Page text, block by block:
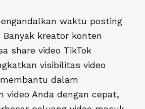
waktu posting
kreator konten
share video TikTok
visibilitas video
dalam
video Anda dengan cepat,